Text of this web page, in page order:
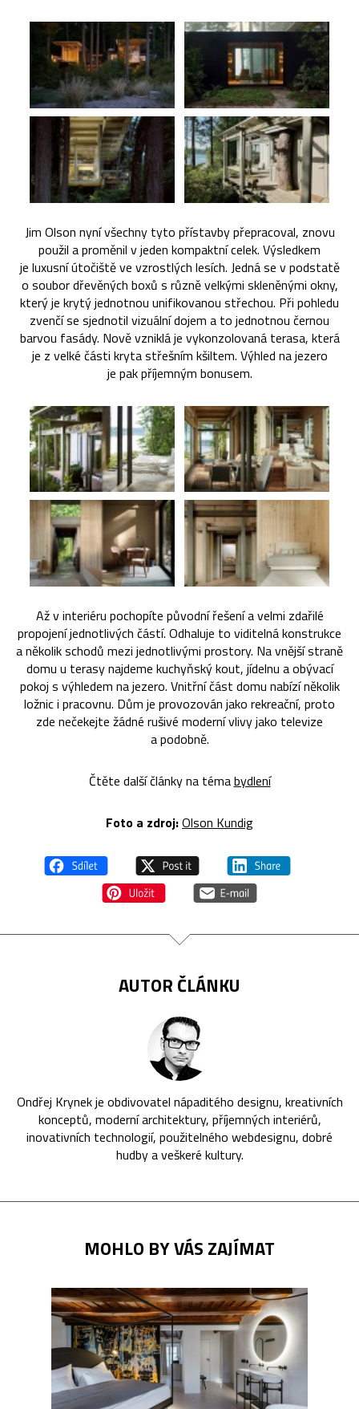
Jim Olson nyní všechny tyto přístavby přepracoval, znovu
použil a proměnil v jeden kompaktní celek. Výsledkem
je luxusní útočiště ve vzrostlých lesích. Jedná se v podstatě
o soubor dřevěných boxů s různě velkými skleněnými okny,
který je krytý jednotnou unifikovanou střechou. Při pohledu
zvenčí se sjednotil vizuální dojem a to jednotnou černou
barvou fasády. Nově vzniklá je vykonzolovaná terasa, která
je z velké části kryta střešním kšiltem. Výhled na jezero
je pak příjemným bonusem.
Až v interiéru pochopíte původní řešení a velmi zdařilé
propojení jednotlivých částí. Odhaluje to viditelná konstrukce
a několik schodů mezi jednotlivými prostory. Na vnější straně
domu u terasy najdeme kuchyňský kout, jídelnu a obývací
pokoj s výhledem na jezero. Vnitřní část domu nabízí několik
ložnic i pracovnu. Dům je provozován jako rekreační, proto
zde nečekejte žádné rušivé moderní vlivy jako televize
a podobně.
Čtěte další články na témabydlení
Foto a zdroj:Olson Kundig
AUTOR ČLÁNKU
Ondřej Krynek je obdivovatel nápaditého designu, kreativních
konceptů, moderní architektury, příjemných interiérů,
inovativních technologií, použitelného webdesignu, dobré
hudby a veškeré kultury.
MOHLO BY VÁS ZAJÍMAT